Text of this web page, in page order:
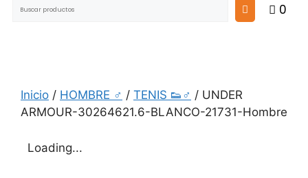
0
Inicio / HOMBRE ♂ / TENIS 👟♂ / UNDER
ARMOUR-30264621.6-BLANCO-21731-Hombre
Loading...